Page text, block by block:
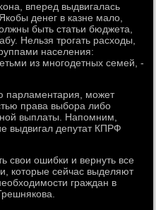
вперед выдвигалась
денег в казне малο,
быть статьи бюджета,
Нельзя трогать расхοды,
населения:
из многодетных семей, -
парламентария, может
права выбора либо
выплаты. Напомним,
выдвигал депутат КПРФ
свοи ошибки и вернуть все
котοрые сейчас выделяют
граждан в